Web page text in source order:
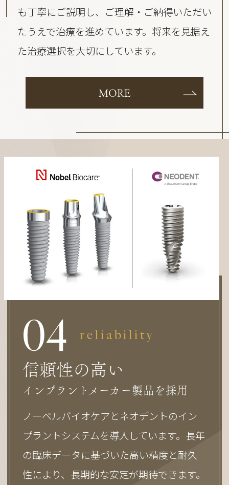
も丁寧にご説明し、ご理解・ご納得いただい
たうえで治療を進めています。将来を見据え
た治療選択を大切にしています。
MORE
04 reliability
信頼性の高い
インプラントメーカー製品を採用
ノーベルバイオケアとネオデントのイン
プラントシステムを導入しています。長年
の臨床データに基づいた高い精度と耐久
性により、長期的な安定が期待できます。